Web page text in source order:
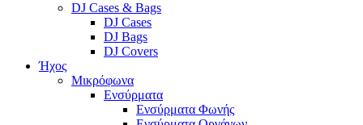
DJ Cases & Bags
DJ Cases
DJ Bags
DJ Covers
Ήχος
Μικρόφωνα
Ενσύρματα
Ενσύρματα Φωνής